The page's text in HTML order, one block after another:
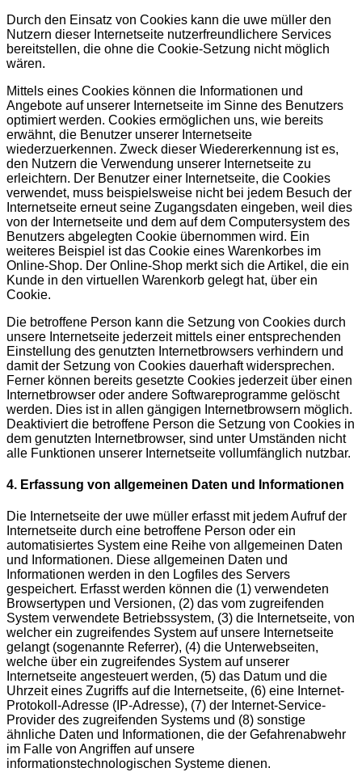
Durch den Einsatz von Cookies kann die uwe müller den
Nutzern dieser Internetseite nutzerfreundlichere Services
bereitstellen, die ohne die Cookie-Setzung nicht möglich
wären.
Mittels eines Cookies können die Informationen und
Angebote auf unserer Internetseite im Sinne des Benutzers
optimiert werden. Cookies ermöglichen uns, wie bereits
erwähnt, die Benutzer unserer Internetseite
wiederzuerkennen. Zweck dieser Wiedererkennung ist es,
den Nutzern die Verwendung unserer Internetseite zu
erleichtern. Der Benutzer einer Internetseite, die Cookies
verwendet, muss beispielsweise nicht bei jedem Besuch der
Internetseite erneut seine Zugangsdaten eingeben, weil dies
von der Internetseite und dem auf dem Computersystem des
Benutzers abgelegten Cookie übernommen wird. Ein
weiteres Beispiel ist das Cookie eines Warenkorbes im
Online-Shop. Der Online-Shop merkt sich die Artikel, die ein
Kunde in den virtuellen Warenkorb gelegt hat, über ein
Cookie.
Die betroffene Person kann die Setzung von Cookies durch
unsere Internetseite jederzeit mittels einer entsprechenden
Einstellung des genutzten Internetbrowsers verhindern und
damit der Setzung von Cookies dauerhaft widersprechen.
Ferner können bereits gesetzte Cookies jederzeit über einen
Internetbrowser oder andere Softwareprogramme gelöscht
werden. Dies ist in allen gängigen Internetbrowsern möglich.
Deaktiviert die betroffene Person die Setzung von Cookies in
dem genutzten Internetbrowser, sind unter Umständen nicht
alle Funktionen unserer Internetseite vollumfänglich nutzbar.
4. Erfassung von allgemeinen Daten und Informationen
Die Internetseite der uwe müller erfasst mit jedem Aufruf der
Internetseite durch eine betroffene Person oder ein
automatisiertes System eine Reihe von allgemeinen Daten
und Informationen. Diese allgemeinen Daten und
Informationen werden in den Logfiles des Servers
gespeichert. Erfasst werden können die (1) verwendeten
Browsertypen und Versionen, (2) das vom zugreifenden
System verwendete Betriebssystem, (3) die Internetseite, von
welcher ein zugreifendes System auf unsere Internetseite
gelangt (sogenannte Referrer), (4) die Unterwebseiten,
welche über ein zugreifendes System auf unserer
Internetseite angesteuert werden, (5) das Datum und die
Uhrzeit eines Zugriffs auf die Internetseite, (6) eine Internet-
Protokoll-Adresse (IP-Adresse), (7) der Internet-Service-
Provider des zugreifenden Systems und (8) sonstige
ähnliche Daten und Informationen, die der Gefahrenabwehr
im Falle von Angriffen auf unsere
informationstechnologischen Systeme dienen.